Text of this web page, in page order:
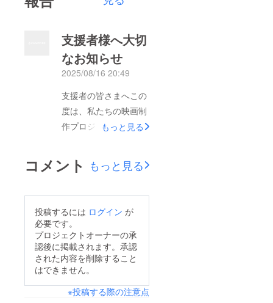
支援者様へ大切
なお知らせ
2025/08/16 20:49
支援者の皆さまへこの
度は、私たちの映画制
作プロジェクトにご支
す。大変心苦しいご報
撮影を一時中止する判
断をいたしました。理
由としましては、キャ
スト体制の調節が必要
になり、現実的に続行
が不可能になってし
もっと見る
コメント もっと見る
投稿するには ログイン が
必要です。
プロジェクトオーナーの承
認後に掲載されます。承認
された内容を削除すること
はできません。
※投稿する際の注意点